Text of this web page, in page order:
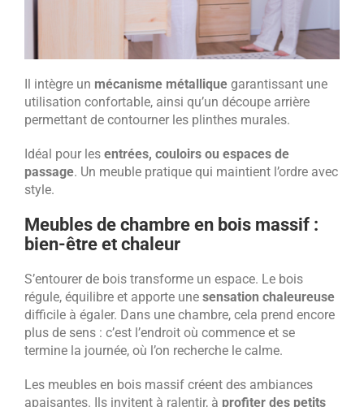
Il intègre un mécanisme métallique garantissant une
utilisation confortable, ainsi qu’un découpe arrière
permettant de contourner les plinthes murales.
Idéal pour les entrées, couloirs ou espaces de
passage. Un meuble pratique qui maintient l’ordre avec
style.
Meubles de chambre en bois massif :
bien-être et chaleur
S’entourer de bois transforme un espace. Le bois
régule, équilibre et apporte une sensation chaleureuse
difficile à égaler. Dans une chambre, cela prend encore
plus de sens : c’est l’endroit où commence et se
termine la journée, où l’on recherche le calme.
Les meubles en bois massif créent des ambiances
apaisantes. Ils invitent à ralentir, à profiter des petits